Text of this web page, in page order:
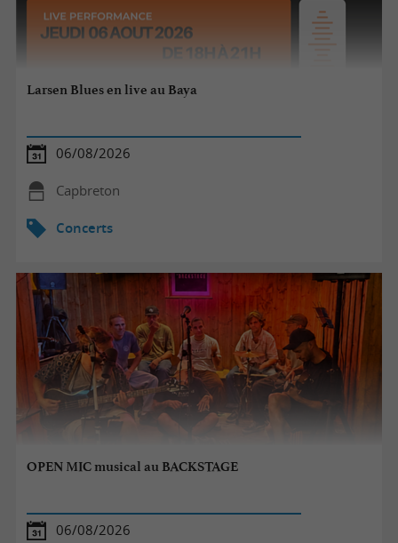
Larsen Blues en live au Baya
06/08/2026
Capbreton
Concerts
OPEN MIC musical au BACKSTAGE
06/08/2026